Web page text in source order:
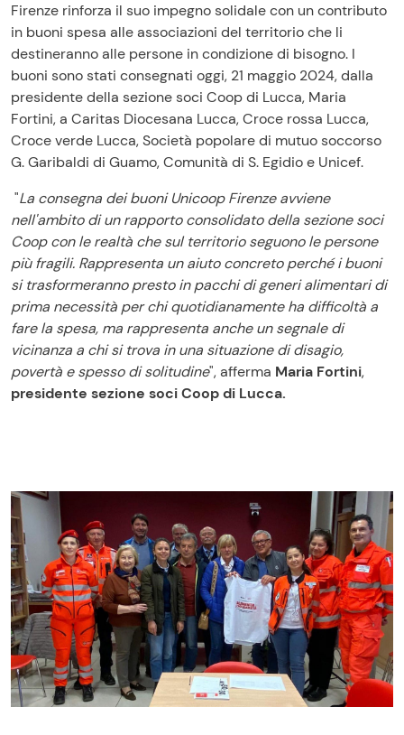
Firenze rinforza il suo impegno solidale con un contributo
in buoni spesa alle associazioni del territorio che li
destineranno alle persone in condizione di bisogno. I
buoni sono stati consegnati oggi, 21 maggio 2024, dalla
presidente della sezione soci Coop di Lucca, Maria
Fortini, a Caritas Diocesana Lucca, Croce rossa Lucca,
Croce verde Lucca, Società popolare di mutuo soccorso
G. Garibaldi di Guamo, Comunità di S. Egidio e Unicef.
"La consegna dei buoni Unicoop Firenze avviene
nell'ambito di un rapporto consolidato della sezione soci
Coop con le realtà che sul territorio seguono le persone
più fragili. Rappresenta un aiuto concreto perché i buoni
si trasformeranno presto in pacchi di generi alimentari di
prima necessità per chi quotidianamente ha difficoltà a
fare la spesa, ma rappresenta anche un segnale di
vicinanza a chi si trova in una situazione di disagio,
povertà e spesso di solitudine", afferma Maria Fortini,
presidente sezione soci Coop di Lucca.